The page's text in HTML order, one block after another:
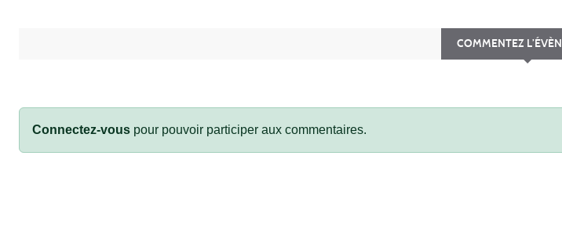
COMMENTEZ
Connectez-vous pour pouvoir participer aux commentaires.